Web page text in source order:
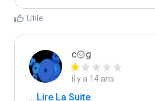
Utile
c۞g
il y a 14 ans
... Lire La Suite